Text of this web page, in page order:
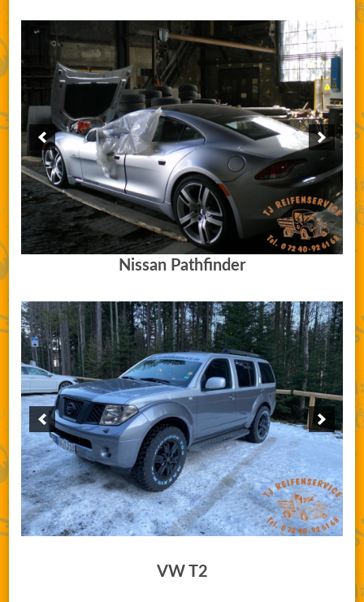
Nissan Pathfinder
VW T2